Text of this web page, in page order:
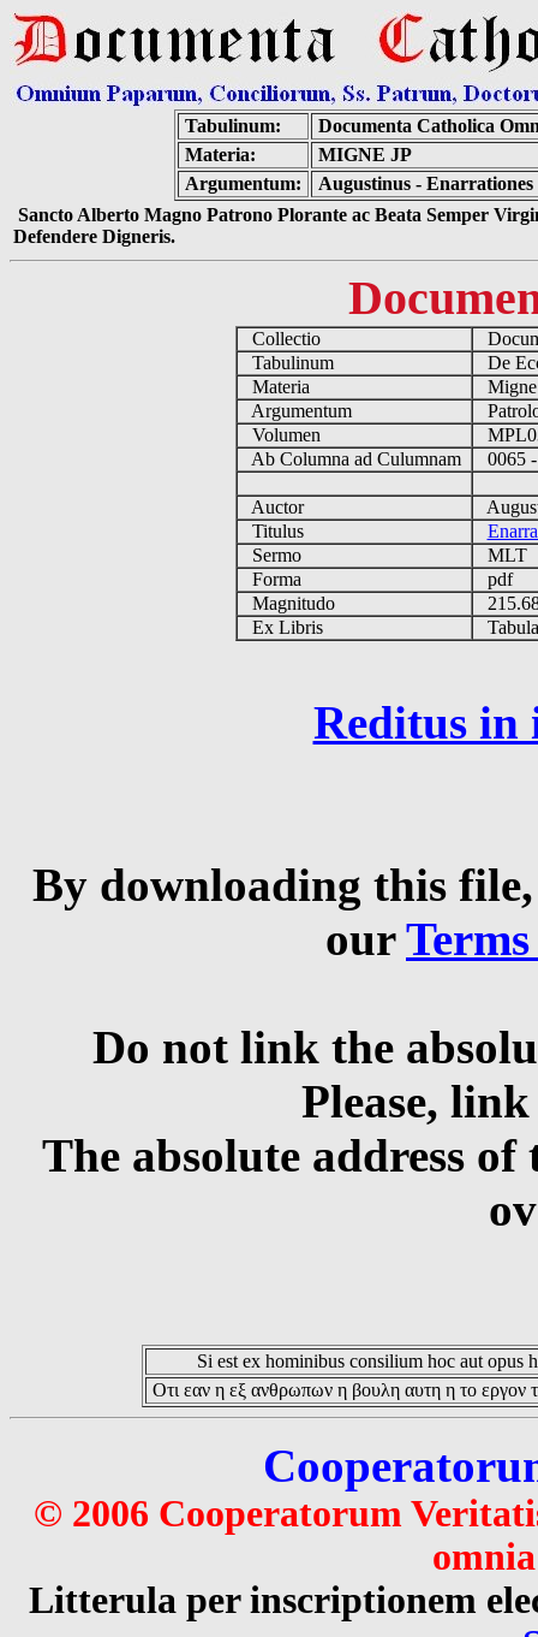
Tabulinum:
Documenta Catholica
Materia:
MIGNE JP
Argumentum:
Augustinus -
Sancto Alberto Magno Patrono Plorante ac Beata Semper
Defendere Digneris.
Collectio
Tabulinum
De
Materia
Argumentum
Volumen
Ab Columna ad Culumnam
0065
Auctor
Titulus
Sermo
MLT
Forma
pdf
Magnitudo
Ex Libris
Reditus in
By downloading this
our
Do not link the
Please,
The absolute address
Si est ex hominibus consilium hoc aut opus
Οτι εαν η εξ ανθρωπων η βουλη αυτη η το εργον
© 2006 Cooperatorum
Litterula per inscriptionem